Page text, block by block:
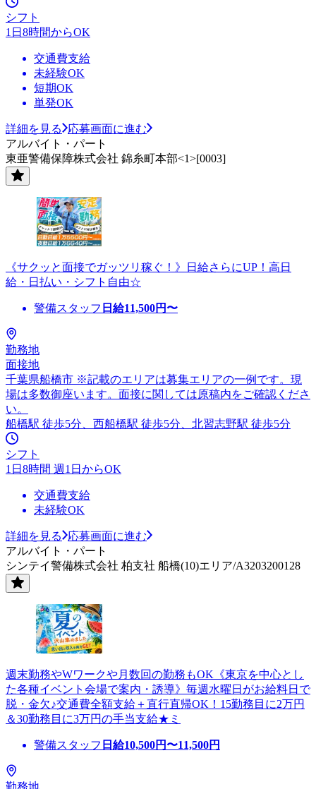
シフト
1日8時間からOK
交通費支給
未経験OK
短期OK
単発OK
詳細を見る
応募画面に進む
アルバイト・パート
東亜警備保障株式会社 錦糸町本部<1>[0003]
《サクッと面接でガッツリ稼ぐ！》日給さらにUP！高日
給・日払い・シフト自由☆
警備スタッフ 日給11,500円〜
勤務地
面接地
千葉県船橋市 ※記載のエリアは募集エリアの一例です。現
場は多数御座います。面接に関しては原稿内をご確認くださ
い。
船橋駅 徒歩5分、西船橋駅 徒歩5分、北習志野駅 徒歩5分
シフト
1日8時間 週1日からOK
交通費支給
未経験OK
詳細を見る
応募画面に進む
アルバイト・パート
シンテイ警備株式会社 柏支社 船橋(10)エリア/A3203200128
週末勤務やWワークや月数回の勤務もOK《東京を中心とし
た各種イベント会場で案内・誘導》毎週水曜日がお給料日で
脱・金欠♪交通費全額支給＋直行直帰OK！15勤務目に2万円
＆30勤務目に3万円の手当支給★ミ
警備スタッフ 日給10,500円〜11,500円
勤務地